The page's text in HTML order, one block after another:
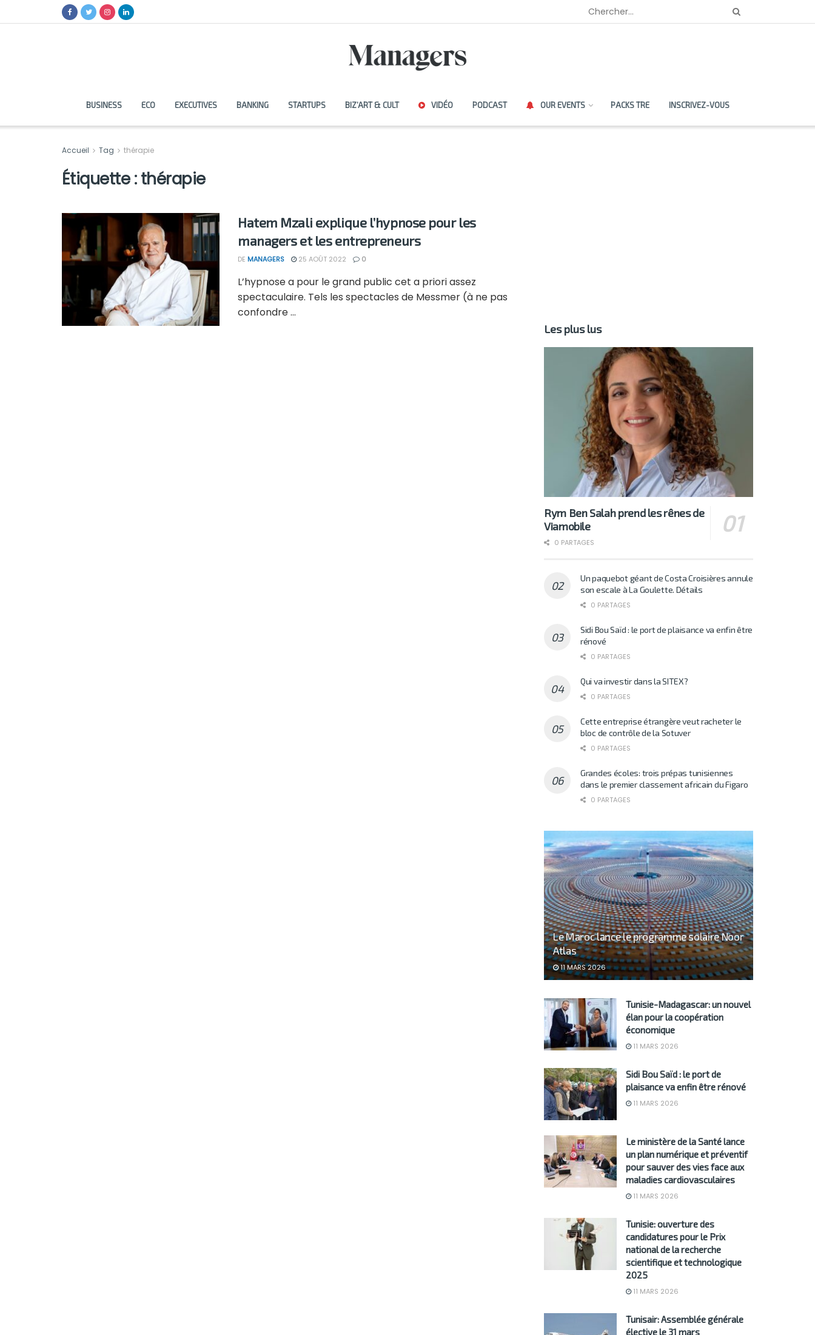
BUSINESS ECO EXECUTIVES BANKING STARTUPS BIZ’ART & CULT VIDÉO PODCAST OUR EVENTS PACKS TRE INSCRIVEZ-VOUS
Accueil Tag thérapie
Étiquette :thérapie
Hatem Mzali explique l’hypnose pour les
managers et les entrepreneurs
DE MANAGERS 25 AOÛT 2022 0
L’hypnose a pour le grand public cet a priori assez
spectaculaire. Tels les spectacles de Messmer (à ne pas
confondre ...
Les plus lus
Rym Ben Salah prend les rênes de
Viamobile
0 PARTAGES
Un paquebot géant de Costa Croisières annule
son escale à La Goulette. Détails
0 PARTAGES
Sidi Bou Saïd : le port de plaisance va enfin être
rénové
0 PARTAGES
Qui va investir dans la SITEX?
0 PARTAGES
Cette entreprise étrangère veut racheter le
bloc de contrôle de la Sotuver
0 PARTAGES
Grandes écoles: trois prépas tunisiennes
dans le premier classement africain du Figaro
0 PARTAGES
Le Maroc lance le programme solaire Noor
Atlas
11 MARS 2026
Tunisie-Madagascar: un nouvel
élan pour la coopération
économique
11 MARS 2026
Sidi Bou Saïd : le port de
plaisance va enfin être rénové
11 MARS 2026
Le ministère de la Santé lance
un plan numérique et préventif
pour sauver des vies face aux
maladies cardiovasculaires
11 MARS 2026
Tunisie: ouverture des
candidatures pour le Prix
national de la recherche
scientifique et technologique
2025
11 MARS 2026
Tunisair: Assemblée générale
élective le 31 mars